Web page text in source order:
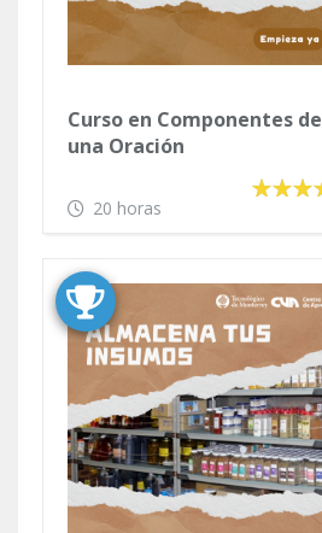
Curso en Componentes de
una Oración
20 horas